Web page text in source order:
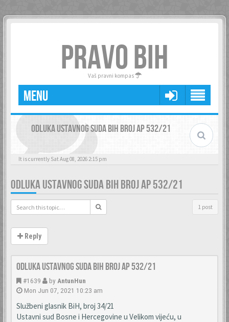
PRAVO BIH
Vaš pravni kompas
MENU
ODLUKA USTAVNOG SUDA BIH BROJ AP 532/21
It is currently Sat Aug 08, 2026 2:15 pm
ODLUKA USTAVNOG SUDA BIH BROJ AP 532/21
1 post
Reply
Odluka Ustavnog suda BiH broj AP 532/21
#1639 by AntunHun
Mon Jun 07, 2021 10:23 am
Službeni glasnik BiH, broj 34/21
Ustavni sud Bosne i Hercegovine u Velikom vijeću, u